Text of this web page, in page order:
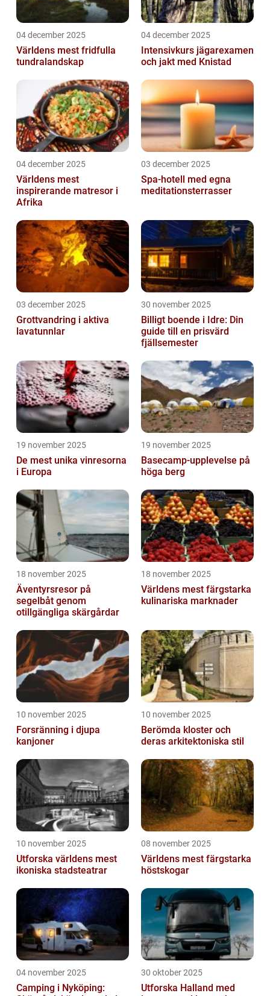
04 december 2025
Världens mest fridfulla
tundralandskap
04 december 2025
Intensivkurs jägarexamen
och jakt med Knistad
04 december 2025
Världens mest
inspirerande matresor i
Afrika
03 december 2025
Spa-hotell med egna
meditationsterrasser
03 december 2025
Grottvandring i aktiva
lavatunnlar
30 november 2025
Billigt boende i Idre: Din
guide till en prisvärd
fjällsemester
19 november 2025
De mest unika vinresorna
i Europa
19 november 2025
Basecamp-upplevelse på
höga berg
18 november 2025
Äventyrsresor på
segelbåt genom
otillgängliga skärgårdar
18 november 2025
Världens mest färgstarka
kulinariska marknader
10 november 2025
Forsränning i djupa
kanjoner
10 november 2025
Berömda kloster och
deras arkitektoniska stil
10 november 2025
Utforska världens mest
ikoniska stadsteatrar
08 november 2025
Världens mest färgstarka
höstskogar
04 november 2025
Camping i Nyköping:
30 oktober 2025
Utforska Halland med